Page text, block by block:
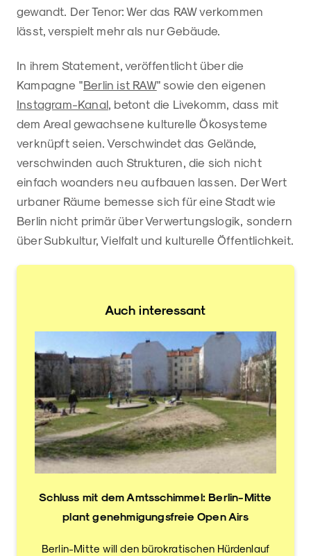
gewandt. Der Tenor: Wer das RAW verkommen
lässt, verspielt mehr als nur Gebäude.
In ihrem Statement, veröffentlicht über die
Kampagne "Berlin ist RAW" sowie den eigenen
Instagram-Kanal, betont die Livekomm, dass mit
dem Areal gewachsene kulturelle Ökosysteme
verknüpft seien. Verschwindet das Gelände,
verschwinden auch Strukturen, die sich nicht
einfach woanders neu aufbauen lassen. Der Wert
urbaner Räume bemesse sich für eine Stadt wie
Berlin nicht primär über Verwertungslogik, sondern
über Subkultur, Vielfalt und kulturelle Öffentlichkeit.
Auch interessant
Schluss mit dem Amtsschimmel: Berlin-Mitte
plant genehmigungsfreie Open Airs
Berlin-Mitte will den bürokratischen Hürdenlauf